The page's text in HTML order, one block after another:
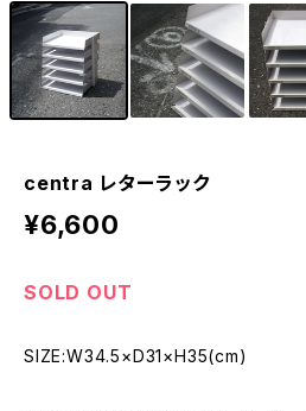
centra レターラック
¥6,600
SOLD OUT
SIZE:W34.5×D31×H35(cm)